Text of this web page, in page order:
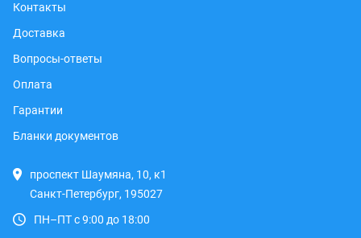
Контакты
Доставка
Вопросы-ответы
Оплата
Гарантии
Бланки документов
проспект Шаумяна, 10, к1
Санкт-Петербург, 195027
ПН–ПТ с 9:00 до 18:00